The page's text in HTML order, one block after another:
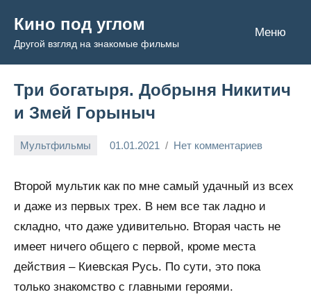
содержимому
Кино под углом
Другой взгляд на знакомые фильмы
Меню
Три богатыря. Добрыня Никитич
и Змей Горыныч
Мультфильмы 01.01.2021
Admin
Нет комментариев
Второй мультик как по мне самый удачный из всех
и даже из первых трех. В нем все так ладно и
складно, что даже удивительно. Вторая часть не
имеет ничего общего с первой, кроме места
действия – Киевская Русь. По сути, это пока
только знакомство с главными героями.